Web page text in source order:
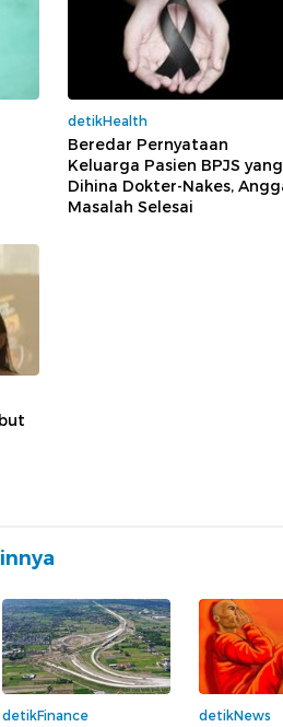
detikHealth
Beredar Pernyataan
Keluarga Pasien BPJS yang
Dihina Dokter-Nakes,
Masalah Selesai
detikFinance detikNews